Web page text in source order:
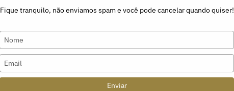
Fique tranquilo, não enviamos spam e você pode cancelar quando quiser!
your
your
email
Enviar